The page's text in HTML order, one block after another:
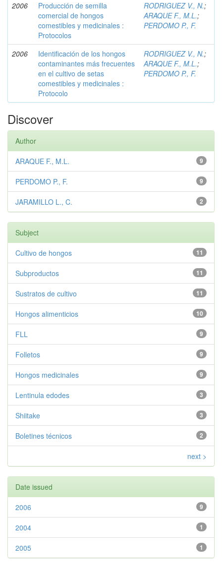
2006
Producción de semilla
comercial de hongos
comestibles y medicinales :
Protocolos
RODRIGUEZ V., N.;
ARAQUE F., M.L.;
PERDOMO P., F.
2006
Identificación de los hongos
contaminantes más frecuentes
en el cultivo de setas
comestibles y medicinales :
Protocolo
RODRIGUEZ V., N.;
ARAQUE F., M.L.;
PERDOMO P., F.
Discover
Author
9
ARAQUE F., M.L.
9
PERDOMO P., F.
2
JARAMILLO L., C.
Subject
11
Cultivo de hongos
11
Subproductos
11
Sustratos de cultivo
10
Hongos alimenticios
9
FLL
9
Folletos
9
Hongos medicinales
3
Lentinula edodes
3
Shiitake
2
Boletines técnicos
next >
Date issued
9
2006
1
2004
1
2005